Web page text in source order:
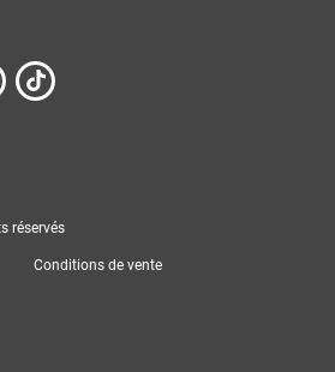
réservés
Conditions de vente